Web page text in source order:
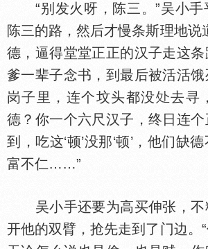
“别发火呀，陈三。”吴小手
陈三的路，然后才慢条斯理地说
德，逼得堂堂正正的汉子走这
爹一辈子念书，到最后被活活
岗子里，连个坟头都没
去寻
德？你一个六尺汉子，终日连
到，吃这‘顿’没那‘顿’，他们缺
富不仁……”
吴小手还要为高买伸张，不
开他的双臂，抢先走到了门边。